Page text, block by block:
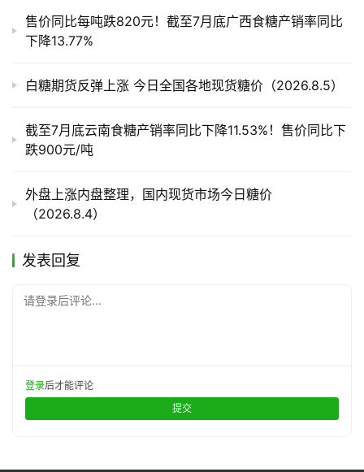
售价同比每吨跌820元！截至7月底广西食糖产销率同比
下降13.77%
白糖期货反弹上涨 今日全国各地现货糖价（2026.8.5）
截至7月底云南食糖产销率同比下降11.53%！售价同比下
跌900元/吨
外盘上涨内盘整理，国内现货市场今日糖价
（2026.8.4）
发表回复
请登录后评论...
登录后才能评论
提交